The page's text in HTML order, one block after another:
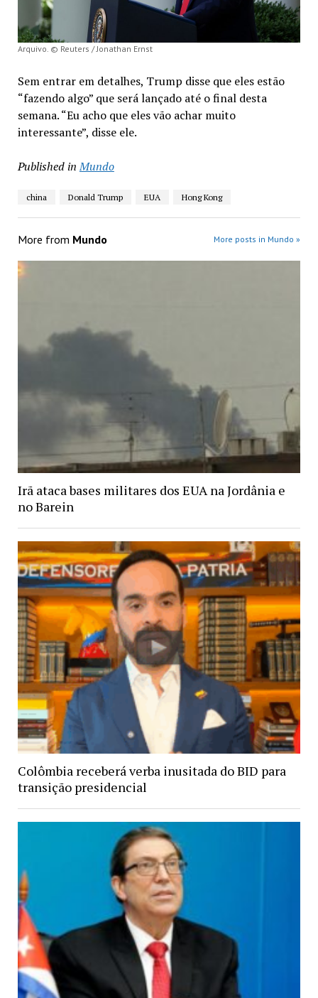
Arquivo. © Reuters / Jonathan Ernst
Sem entrar em detalhes, Trump disse que eles estão
“fazendo algo” que será lançado até o final desta
semana. “Eu acho que eles vão achar muito
interessante”, disse ele.
Published in Mundo
china Donald Trump EUA Hong Kong
More from Mundo More posts in Mundo »
Irã ataca bases militares dos EUA na Jordânia e
no Barein
Colômbia receberá verba inusitada do BID para
transição presidencial